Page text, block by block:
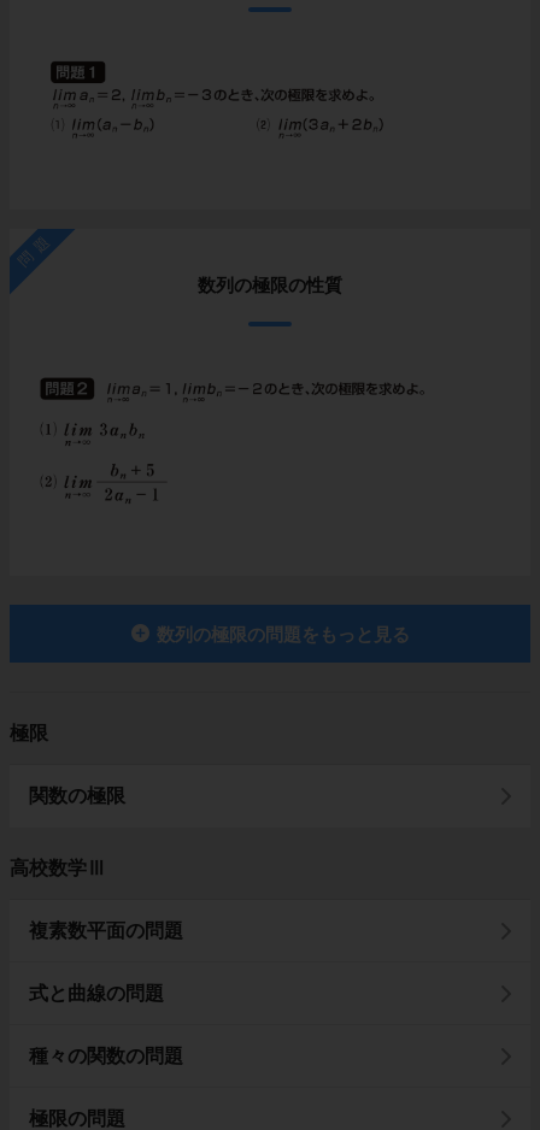
問題
数列の極限の性質
数列の極限の問題をもっと見る
極限
関数の極限
高校数学Ⅲ
複素数平面の問題
式と曲線の問題
種々の関数の問題
極限の問題